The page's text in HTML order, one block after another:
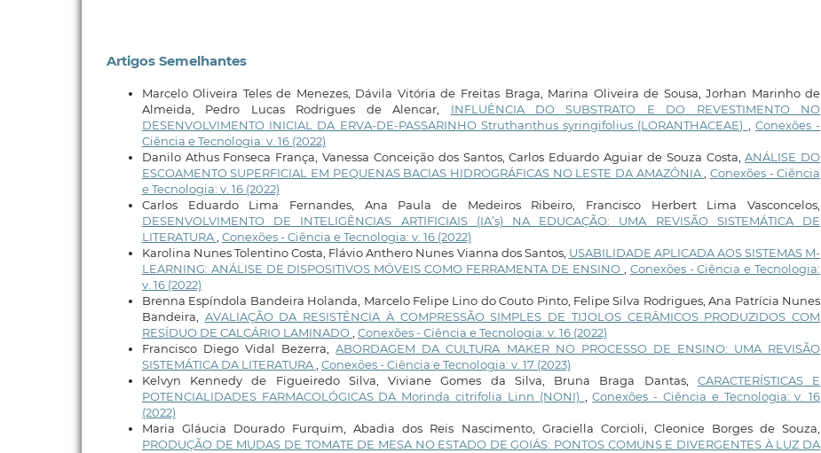
Artigos Semelhantes
Marcelo Oliveira Teles de Menezes, Dávila Vitória de Freitas Braga, Marina Oliveira de Sousa, Jorhan Marinho de
Almeida, Pedro Lucas Rodrigues de Alencar, INFLUÊNCIA DO SUBSTRATO E DO REVESTIMENTO NO
DESENVOLVIMENTO INICIAL DA ERVA-DE-PASSARINHO Struthanthus syringifolius (LORANTHACEAE)
Conexões -
Ciência e Tecnologia: v. 16 (2022)
Danilo Athus Fonseca França, Vanessa Conceição dos Santos, Carlos Eduardo Aguiar de Souza Costa,ANÁLISE DO
ESCOAMENTO SUPERFICIAL EM PEQUENAS BACIAS HIDROGRÁFICAS NO LESTE DA AMAZÔNIA
Conexões - Ciência
e Tecnologia: v. 16 (2022)
Carlos Eduardo Lima Fernandes, Ana Paula de Medeiros Ribeiro, Francisco Herbert Lima Vasconcelos,
DESENVOLVIMENTO DE INTELIGÊNCIAS ARTIFICIAIS (IA’s) NA EDUCAÇÃO: UMA REVISÃO SISTEMÁTICA DE
LITERATURA Conexões - Ciência e Tecnologia: v. 16 (2022)
Karolina Nunes Tolentino Costa, Flávio Anthero Nunes Vianna dos Santos, USABILIDADE APLICADA AOS SISTEMAS M-
LEARNING: ANÁLISE DE DISPOSITIVOS MÓVEIS COMO FERRAMENTA DE ENSINO
Conexões - Ciência e Tecnologia:
v. 16 (2022)
Brenna Espíndola Bandeira Holanda, Marcelo Felipe Lino do Couto Pinto, Felipe Silva Rodrigues, Ana Patrícia Nunes
Bandeira, AVALIAÇÃO DA RESISTÊNCIA À COMPRESSÃO SIMPLES DE TIJOLOS CERÂMICOS PRODUZIDOS COM
RESÍDUO DE CALCÁRIO LAMINADO Conexões - Ciência e Tecnologia: v. 16 (2022)
Francisco Diego Vidal Bezerra,ABORDAGEM DA CULTURA MAKER NO PROCESSO DE ENSINO: UMA REVISÃO
SISTEMÁTICA DA LITERATURA Conexões - Ciência e Tecnologia: v. 17 (2023)
Kelvyn Kennedy de Figueiredo Silva, Viviane Gomes da Silva, Bruna Braga Dantas, CARACTERÍSTICAS E
POTENCIALIDADES FARMACOLÓGICAS DA Morinda citrifolia Linn (NONI)
,Conexões - Ciência e Tecnologia: v. 16
(2022)
Maria Gláucia Dourado Furquim, Abadia dos Reis Nascimento, Graciella Corcioli, Cleonice Borges de Souza,
PRODUÇÃO DE MUDAS DE TOMATE DE MESA NO ESTADO DE GOIÁS: PONTOS COMUNS E DIVERGENTES À LUZ DA